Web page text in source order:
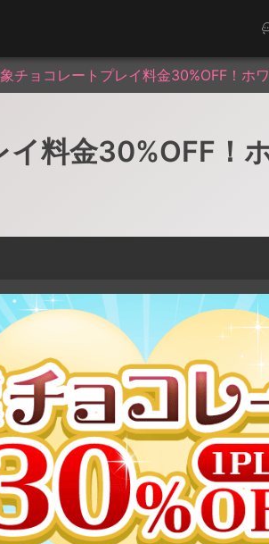
チョコレートプレイ料金30%OFF！ホ
料金30%OFF！